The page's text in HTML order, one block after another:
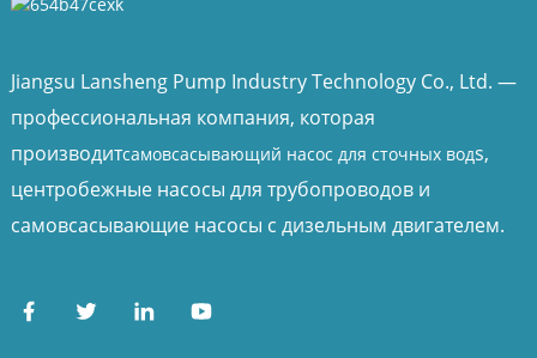
Jiangsu Lansheng Pump Industry Technology Co., Ltd. —
профессиональная компания, которая
производитсамовсасывающий насос для сточных водs,
центробежные насосы для трубопроводов и
самовсасывающие насосы с дизельным двигателем.